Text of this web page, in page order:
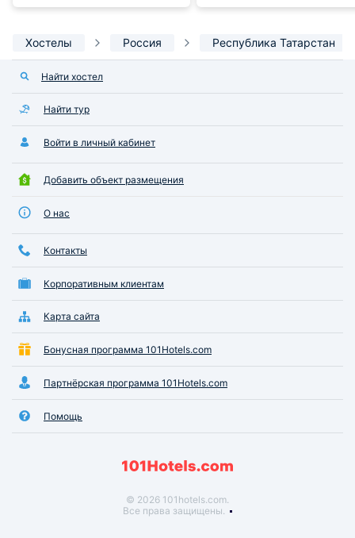
Хостелы Россия Республика Татарстан
Найти хостел
Найти тур
Войти в личный кабинет
Добавить объект размещения
О нас
Контакты
Корпоративным клиентам
Карта сайта
Бонусная программа 101Hotels.com
Партнёрская программа 101Hotels.com
Помощь
© 2026 101hotels.com.
Все права защищены.